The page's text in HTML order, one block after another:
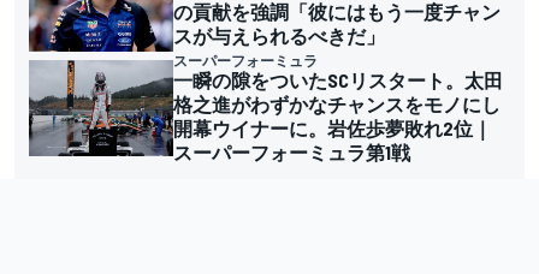
の貢献を強調「彼にはもう一度チャン
スが与えられるべきだ」
スーパーフォーミュラ
一瞬の隙をついたSCリスタート。太田
格之進がわずかなチャンスをモノにし
開幕ウイナーに。岩佐歩夢敗れ2位｜
スーパーフォーミュラ第1戦